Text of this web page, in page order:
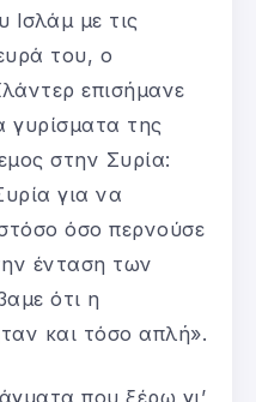
Ισλάμ με τις
του, ο
επισήμανε
γυρίσματα της
στην Συρία:
για να
όσο περνούσε
ένταση των
ότι η
και τόσο απλή».